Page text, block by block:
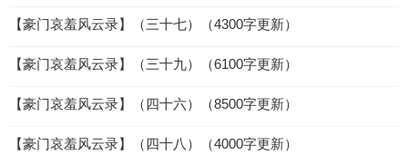
【豪门哀羞风云录】（三十七）（4300字更新）
【豪门哀羞风云录】（三十九）（6100字更新）
【豪门哀羞风云录】（四十六）（8500字更新）
【豪门哀羞风云录】（四十八）（4000字更新）